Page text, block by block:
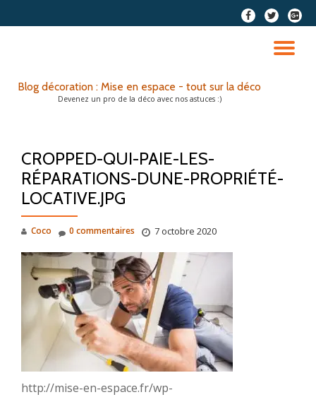
fa-
facebook
fa-
twitter
fa-
plus-
Blog décoration : Mise en espace - tout sur la déco
Devenez un pro de la déco avec nos astuces :)
CROPPED-QUI-PAIE-LES-
RÉPARATIONS-DUNE-PROPRIÉTÉ-
LOCATIVE.JPG
Coco 7 octobre 2020
0 commentaires
http://mise-en-espace.fr/wp-